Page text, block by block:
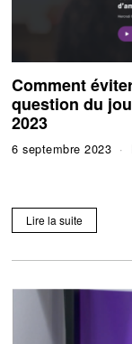
Comment
question du
2023
6 septembre 2023
Lire la suite